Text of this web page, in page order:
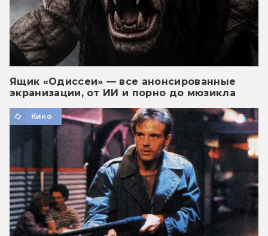
Ящик «Одиссеи» — все анонсированные
экранизации, от ИИ и порно до мюзикла
Кино